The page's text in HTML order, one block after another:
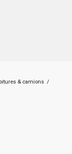
& camions /